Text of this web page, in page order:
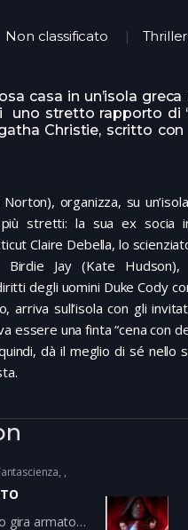
Non classificato Thriller
casa in un’isola greca
uno stretto rapporto di
Christie, scritto con
organizza, su
più stretti: la sua ex socia
Claire Debella, lo
Birdie Jay (Kate
degli uomini Duke Cody
arriva sull’isola con gli
essere una finta “cena con
dà il meglio di sé nello
gira armato e